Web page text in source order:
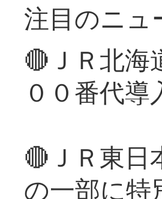
注目のニュ
🔴ＪＲ北海
００番代導
🔴ＪＲ東日
の一部に特